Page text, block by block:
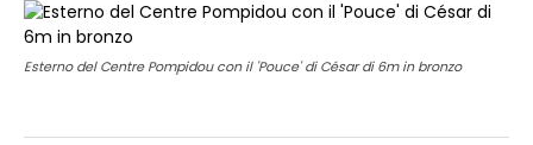
Esterno del Centre Pompidou con il 'Pouce' di César di 6m in bronzo